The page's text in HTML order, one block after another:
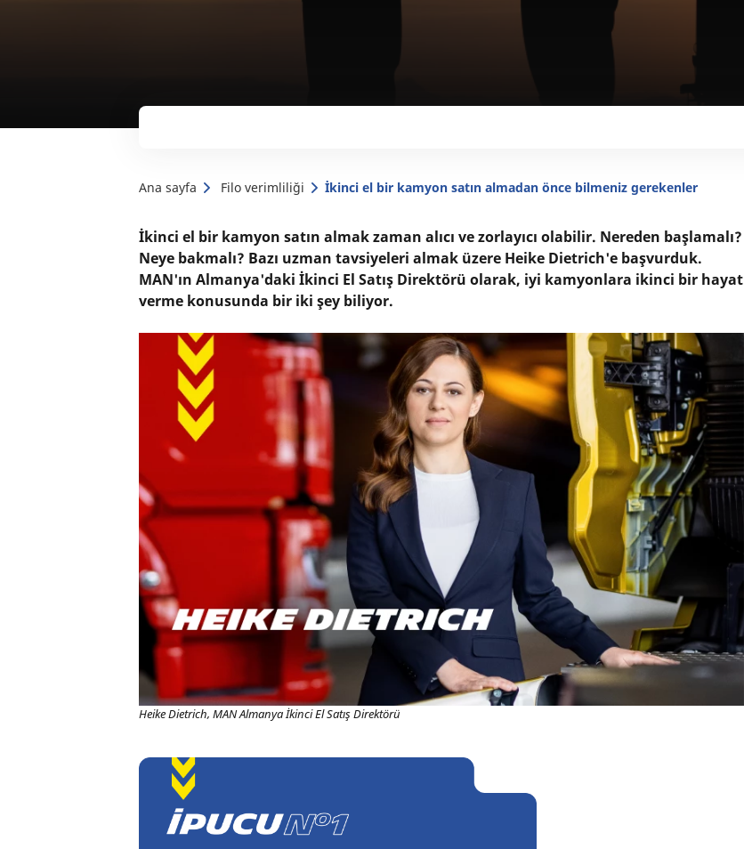
Ana sayfa Filo verimliliği İkinci el bir kamyon satın almadan önce bilmeniz gerekenler
İkinci el bir kamyon satın almak zaman alıcı ve zorlayıcı olabilir. Nereden başlamalı?
Neye bakmalı? Bazı uzman tavsiyeleri almak üzere Heike Dietrich'e başvurduk.
MAN'ın Almanya'daki İkinci El Satış Direktörü olarak, iyi kamyonlara ikinci bir hayat
verme konusunda bir iki şey biliyor.
Heike Dietrich, MAN Almanya İkinci El Satış Direktörü